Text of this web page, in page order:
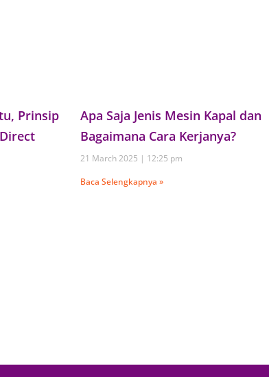
Prinsip
Apa Saja Jenis Mesin Kapal dan
Bagaimana Cara Kerjanya?
21 March 2025
12:25 pm
Baca Selengkapnya »